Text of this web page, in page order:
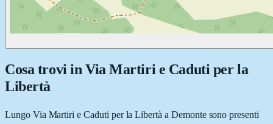
Cosa trovi in Via Martiri e Caduti per la
Libertà
Lungo Via Martiri e Caduti per la Libertà a Demontesono presenti